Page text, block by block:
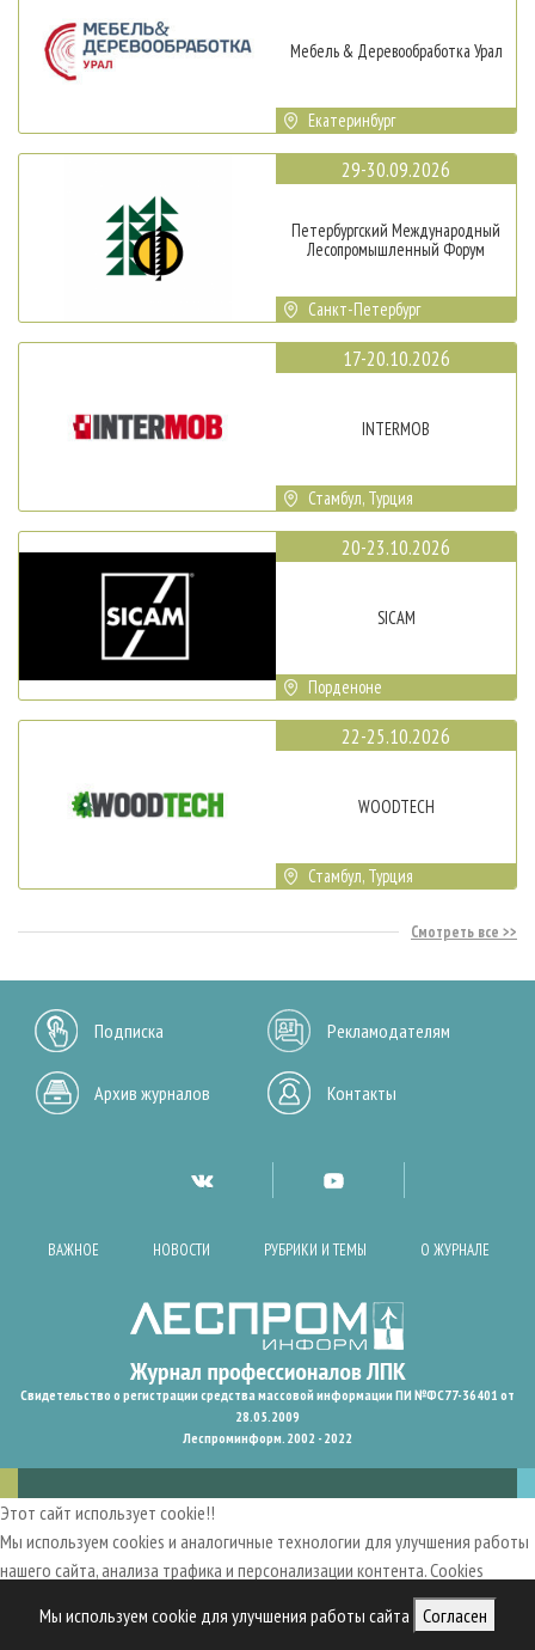
Мы используем cookie для улучшения работы сайта Согласен
Мебель & Деревообработка Урал
Екатеринбург
29-30.09.2026
Петербургский Международный
Лесопромышленный Форум
Санкт-Петербург
17-20.10.2026
INTERMOB
Стамбул, Турция
20-23.10.2026
SICAM
Порденоне
22-25.10.2026
WOODTECH
Стамбул, Турция
Смотреть все
Подписка Рекламодателям
Архив журналов Контакты
ВАЖНОЕ НОВОСТИ РУБРИКИ И ТЕМЫ О ЖУРНАЛЕ
Свидетельство о регистрации средства массовой информации ПИ №ФС77-36401 от
28.05.2009
Леспроминформ. 2002 - 2022
Этот сайт использует cookie!!
Мы используем cookies и аналогичные технологии для улучшения работы
нашего сайта, анализа трафика и персонализации контента. Cookies
пользовательский опыт